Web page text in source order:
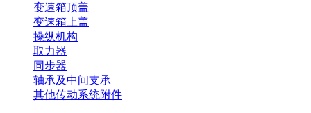
变速箱顶盖
变速箱上盖
操纵机构
取力器
同步器
轴承及中间支承
其他传动系统附件